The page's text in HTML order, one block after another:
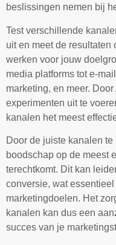
beslissingen nemen bij
Test verschillende
uit en meet de resultaten
werken voor jouw
media platforms tot e-
marketing, en meer.
experimenten uit te
kanalen het meest
Door de juiste kanalen
boodschap op de meest
terechtkomt. Dit kan
conversie, wat
marketingdoelen. Het
kanalen kan dus een
succes van je